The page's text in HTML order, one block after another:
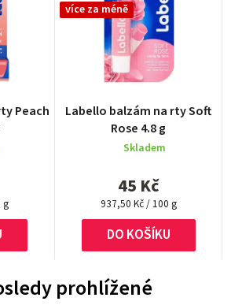
Peach
g
více za méně
Labello balzám na rty Soft
Rose 4.8 g
Skladem
45 Kč
Měrná
cena:
937,50 Kč / 100 g
DO KOŠÍKU
prohlížené